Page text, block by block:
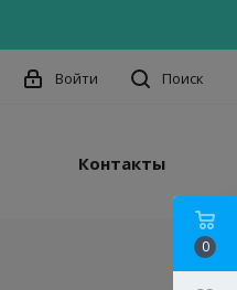
Поиск
Войти
Контакты
0